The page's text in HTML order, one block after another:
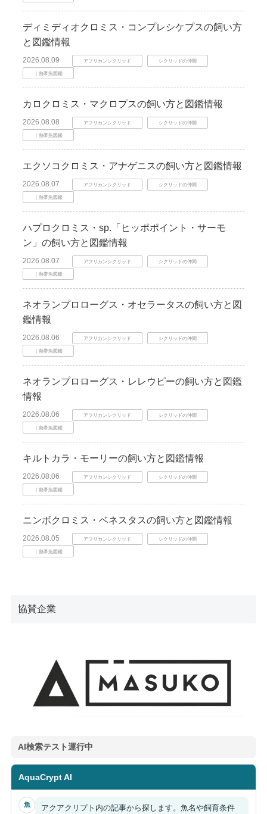
ディミディオクロミス・コンプレシケプスの飼い方
と図鑑情報
2026.08.09 アフリカンシクリッド シクリッドの仲間
｜熱帯魚図鑑
カロクロミス・マクロプスの飼い方と図鑑情報
2026.08.08 アフリカンシクリッド シクリッドの仲間
｜熱帯魚図鑑
エクソコクロミス・アナゲニスの飼い方と図鑑情報
2026.08.07 アフリカンシクリッド シクリッドの仲間
｜熱帯魚図鑑
ハプロクロミス・sp.「ヒッポポイント・サーモ
ン」の飼い方と図鑑情報
2026.08.07 アフリカンシクリッド シクリッドの仲間
｜熱帯魚図鑑
ネオランプロローグス・オセラータスの飼い方と図
鑑情報
2026.08.06 アフリカンシクリッド シクリッドの仲間
｜熱帯魚図鑑
ネオランプロローグス・レレウピーの飼い方と図鑑
情報
2026.08.06 アフリカンシクリッド シクリッドの仲間
｜熱帯魚図鑑
キルトカラ・モーリーの飼い方と図鑑情報
2026.08.06 アフリカンシクリッド シクリッドの仲間
｜熱帯魚図鑑
ニンボクロミス・ベネスタスの飼い方と図鑑情報
2026.08.05 アフリカンシクリッド シクリッドの仲間
｜熱帯魚図鑑
協賛企業
AI検索テスト運行中
AquaCrypt AI
魚
アクアクリプト内の記事から探します。魚名や飼育条件